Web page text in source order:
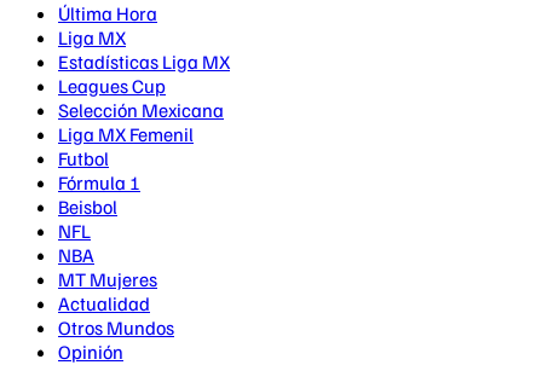
Última Hora
Liga MX
Estadísticas Liga MX
Leagues Cup
Selección Mexicana
Liga MX Femenil
Futbol
Fórmula 1
Beisbol
NFL
NBA
MT Mujeres
Actualidad
Otros Mundos
Opinión